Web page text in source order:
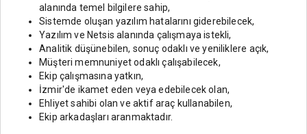
alanında temel bilgilere sahip,
Sistemde oluşan yazılım hatalarını giderebilecek,
Yazılım ve Netsis alanında çalışmaya istekli,
Analitik düşünebilen, sonuç odaklı ve yeniliklere açık,
Müşteri memnuniyet odaklı çalışabilecek,
Ekip çalışmasına yatkın,
İzmir'de ikamet eden veya edebilecek olan,
Ehliyet sahibi olan ve aktif araç kullanabilen,
Ekip arkadaşları aranmaktadır.